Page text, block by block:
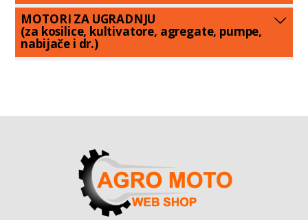
MOTORI ZA UGRADNJU
(za kosilice, kultivatore, agregate, pumpe,
nabijače i dr.)